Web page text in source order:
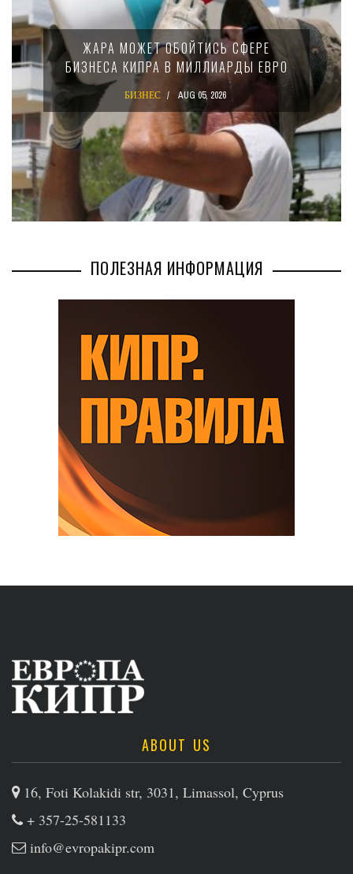
МИНФИН КИПРА ПЕРЕПИСАЛ ЗАКОН О
15-ПРОЦЕНТНОМ НАЛОГЕ ДЛЯ
КРУПНЫХ МЕЖДУНАРОДНЫХ
КОМПАНИЙ
БИЗНЕС AUG 02, 2026
ПОЛЕЗНАЯ ИНФОРМАЦИЯ
ABOUT US
16, Foti Kolakidi str, 3031, Limassol, Cyprus
+ 357-25-581133
info@evropakipr.com